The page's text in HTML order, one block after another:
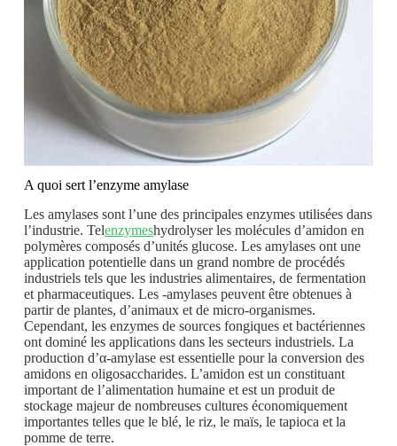
A quoi sert l’enzyme amylase
Les amylases sont l’une des principales enzymes utilisées dans
l’industrie. Telenzymeshydrolyser les molécules d’amidon en
polymères composés d’unités glucose. Les amylases ont une
application potentielle dans un grand nombre de procédés
industriels tels que les industries alimentaires, de fermentation
et pharmaceutiques. Les -amylases peuvent être obtenues à
partir de plantes, d’animaux et de micro-organismes.
Cependant, les enzymes de sources fongiques et bactériennes
ont dominé les applications dans les secteurs industriels. La
production d’α-amylase est essentielle pour la conversion des
amidons en oligosaccharides. L’amidon est un constituant
important de l’alimentation humaine et est un produit de
stockage majeur de nombreuses cultures économiquement
importantes telles que le blé, le riz, le maïs, le tapioca et la
pomme de terre.